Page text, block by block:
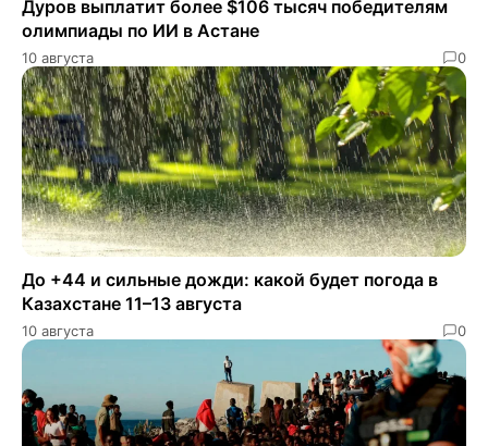
Дуров выплатит более $106 тысяч победителям
олимпиады по ИИ в Астане
10 августа 0
До +44 и сильные дожди: какой будет погода в
Казахстане 11–13 августа
10 августа 0